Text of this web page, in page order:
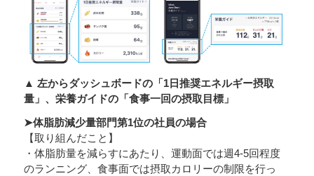
▲ 左からダッシュボードの「1日推奨エネルギー摂取
量」、栄養ガイドの「食事一回の摂取目標」
➤体脂肪減少量部門第1位の社員の場合
【取り組んだこと】
・体脂肪量を減らすにあたり、運動面では週4-5回程度
のランニング、食事面では摂取カロリーの制限を行っ